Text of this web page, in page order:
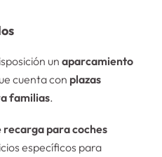
unaparcamiento
cuenta con plazas
familias.
recarga para coches
específicos para